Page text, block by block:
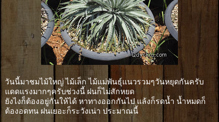
วันนี้มาชมไม้ใหญ่ ไม้เล็ก ไม้แม่พันธุ์แนวรวมๆวันหยุดกันครับ
แดดแรงมากๆครับช่วงนี้ ฝนก็ไม่สักหยด
ยังไงก็ต้องอยู่กันให้ได้ หาทางออกกันไป แล้งก็รดน้ำ น้ำหมดก็
ต้องอดทน ฝนเยอะก็ระวังเน่า ประมาณนี้